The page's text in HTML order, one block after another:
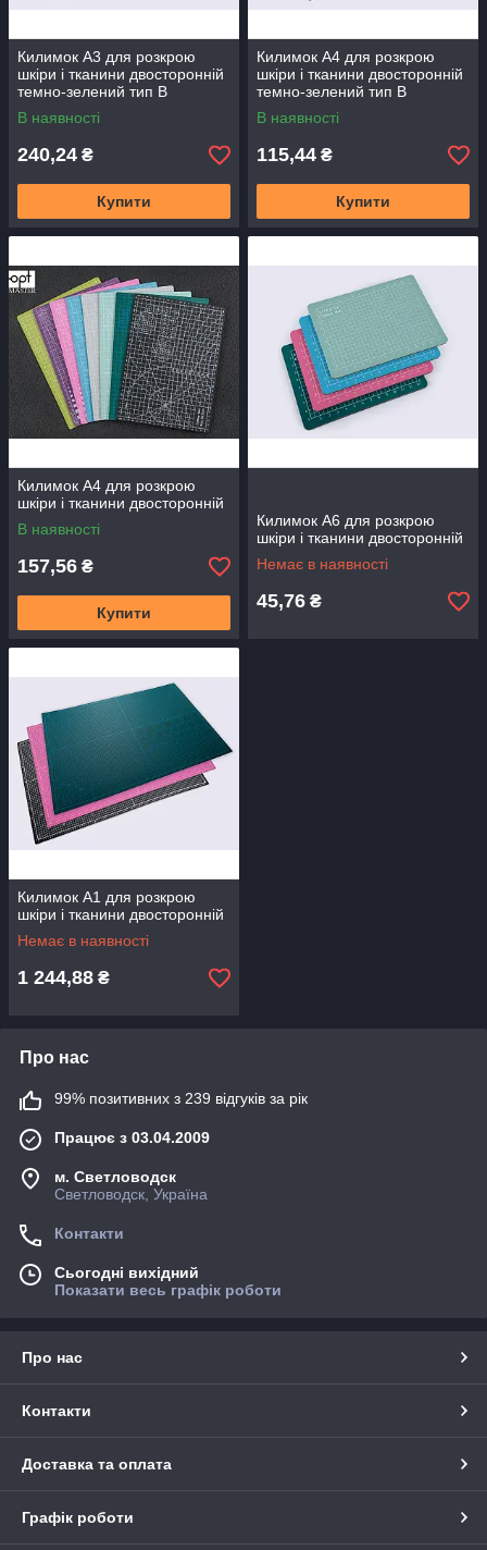
Килимок А3 для розкрою
шкіри і тканини двосторонній
темно-зелений тип В
В наявності
240,24 ₴
Купити
Килимок А4 для розкрою
шкіри і тканини двосторонній
темно-зелений тип В
В наявності
115,44 ₴
Купити
Килимок А4 для розкрою
шкіри і тканини двосторонній
В наявності
157,56 ₴
Купити
Килимок А6 для розкрою
шкіри і тканини двосторонній
Немає в наявності
45,76 ₴
Килимок А1 для розкрою
шкіри і тканини двосторонній
Немає в наявності
1 244,88 ₴
Про нас
99% позитивних з 239 відгуків за рік
Працює з 03.04.2009
м. Светловодск
Светловодск, Україна
Контакти
Сьогодні вихідний
Показати весь графік роботи
Про нас
Контакти
Доставка та оплата
Графік роботи